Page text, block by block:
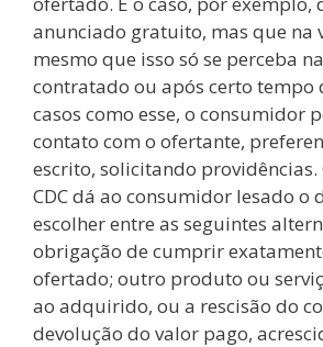
anunciado gratuito, mas que na
mesmo que isso só se perceba
contratado ou após certo tempo
casos como esse, o consumidor
contato com o ofertante,
escrito, solicitando
CDC dá ao consumidor lesado o
escolher entre as seguintes
obrigação de cumprir
ofertado; outro produto ou
ao adquirido, ou a rescisão do
devolução do valor pago,